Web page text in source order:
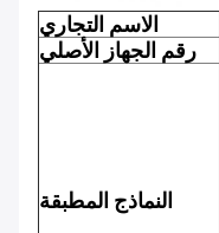
الاسم التجاري
رقم الجهاز الأصلي
النماذج المطبقة